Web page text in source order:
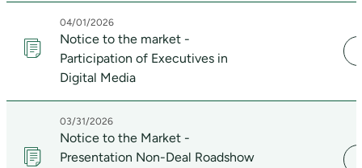
04/01/2026
Notice to the market -
Participation of Executives in
Digital Media
03/31/2026
Notice to the Market -
Presentation Non-Deal Roadshow